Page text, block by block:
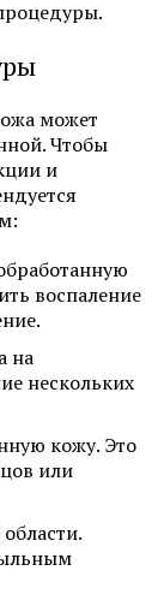
может
Чтобы
и
воспаление
на
нескольких
кожу. Это
или